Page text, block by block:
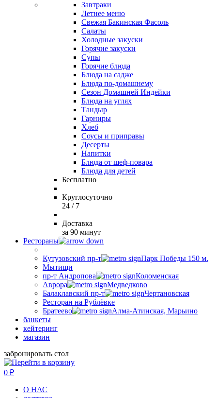
Завтраки
Летнее меню
Свежая Бакинская Фасоль
Салаты
Холодные закуски
Горячие закуски
Супы
Горячие блюда
Блюда на садже
Блюда по-домашнему
Сезон Домашней Индейки
Блюда на углях
Тандыр
Гарниры
Хлеб
Соусы и приправы
Десерты
Напитки
Блюда от шеф-повара
Блюда для детей
Бесплатно
Круглосуточно
24 / 7
Доставка
за 90 минут
Рестораны
Кутузовский пр-т
Парк Победы 150 м.
Мытищи
пр-т Андропова
Коломенская
Аврора
Медведково
Балаклавский пр-т
Чертановская
Ресторан на Рублёвке
Братеево
Алма-Атинская, Марьино
банкеты
кейтеринг
магазин
забронировать стол
0 ₽
О НАС